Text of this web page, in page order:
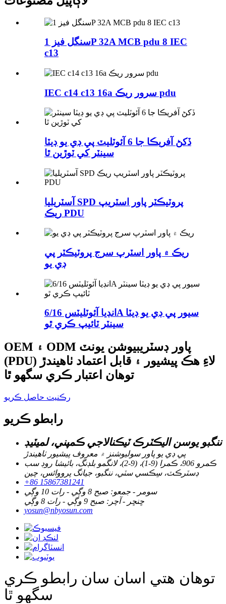
سنگل فيز 1P 32A MCB pdu 8 IEC
c13
IEC c14 c13 16a سرور ريڪ pdu
ڏکڻ آفريڪا جا 6 آئوٽليٽ پي ڊي يو ڊيٽا
سينٽر کي ٽوڙين ٿا
آسٽريليا SPD پروٽيڪٽر پاور اسٽريپ
ريڪ PDU
ريڪ ۾ پاور اسٽرپ سرج پروٽيڪٽر پي
ڊي يو
انڊيا آئوٽليٽس 6/16A سيور پي ڊي يو ڊيٽا
سينٽر ٽائيپ ڪري ٿو
OEM ۽ ODM پاور ڊسٽريبيوشن يونٽ
(PDU) لاءِ هڪ پيشيور ۽ قابل اعتماد ٺاهيندڙ
توهان اعتبار ڪري سگهو ٿا
رڪنيت حاصل ڪريو
رابطو ڪريو
ننگبو يوسن اليڪٽرڪ ٽيڪنالاجي ڪمپني، لميٽيڊ
پي ڊي يو پاور سوليوشنز ۾ معروف پيشيور ٺاهيندڙ
ڪمرو 906، ڪمرا (9-1)، (9-2)، لانگمو بلڊنگ، بائيشا روڊ سب
ڊسٽرڪٽ، سِڪسي سٽي، ننگبو، جيانگ پرووائس، چين
+86 15867381241
سومر - جمعو: صبح 8 وڳي - رات 10 وڳي
ڇنڇر - آچر: صبح 9 وڳي - رات 8 وڳي
yosun@nbyosun.com
توهان هتي اسان سان رابطو ڪري
سگهو ٿا